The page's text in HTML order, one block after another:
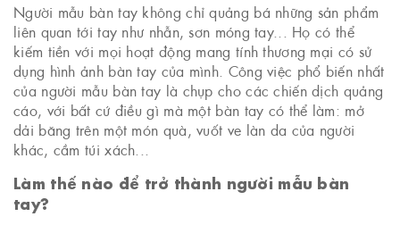
Người mẫu bàn tay không chỉ quảng bá những sản phẩm
liên quan tới tay như nhẫn, sơn móng tay... Họ có thể
kiếm tiền với mọi hoạt động mang tính thương mại có sử
dụng hình ảnh bàn tay của mình. Công việc phổ biến nhất
của người mẫu bàn tay là chụp cho các chiến dịch quảng
cáo, với bất cứ điều gì mà một bàn tay có thể làm: mở
dải băng trên một món quà, vuốt ve làn da của người
khác, cầm túi xách...
Làm thế nào để trở thành người mẫu bàn
tay?